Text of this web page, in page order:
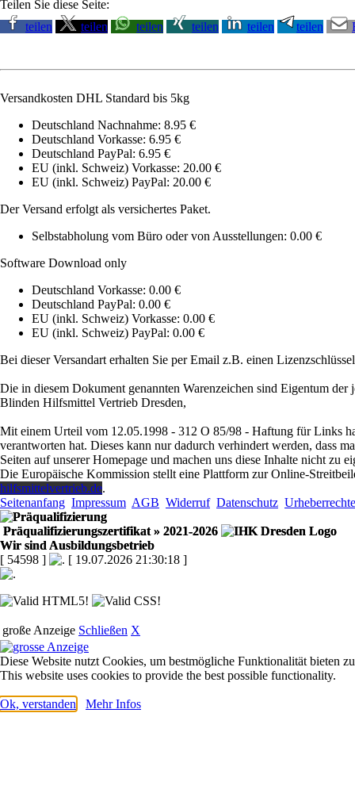
Teilen Sie diese Seite:
teilen
teilen teilen teilen teilen teilen
Versandkosten DHL Standard bis 5kg
Deutschland Nachnahme: 8.95 €
Deutschland Vorkasse: 6.95 €
Deutschland PayPal: 6.95 €
EU (inkl. Schweiz) Vorkasse: 20.00 €
EU (inkl. Schweiz) PayPal: 20.00 €
Der Versand erfolgt als versichertes Paket.
Selbstabholung vom Büro oder von Ausstellungen: 0.00 €
Software Download only
Deutschland Vorkasse: 0.00 €
Deutschland PayPal: 0.00 €
EU (inkl. Schweiz) Vorkasse: 0.00 €
EU (inkl. Schweiz) PayPal: 0.00 €
Bei dieser Versandart erhalten Sie per Email z.B. einen
Die in diesem Dokument genannten Warenzeichen sind Eigentum
Blinden Hilfsmittel Vertrieb Dresden,
Mit einem Urteil vom 12.05.1998 - 312 O 85/98 - Haftung für Links
verantworten hat. Dieses kann nur dadurch verhindert werden, dass
Seiten auf unserer Homepage und machen uns diese Inhalte nicht
Die Europäische Kommission stellt eine Plattform zur Online-
hilfsmittelvertrieb.de.
Seitenanfang Impressum AGB Widerruf Datenschutz Urheberrechte
Präqualifizierungszertifikat » 2021-2026
Wir sind Ausbildungsbetrieb
[ 54598 ]
[ 19.07.2026 21:30:18 ]
große Anzeige Schließen X
Diese Website nutzt Cookies, um bestmögliche Funktionalität bieten
This website uses cookies to provide the best possible functionality.
Ok, verstanden Mehr Infos